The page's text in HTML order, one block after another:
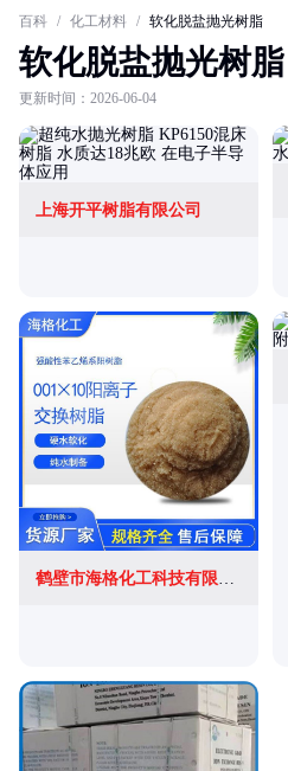
百科 / 化工材料 / 软化脱盐抛光树脂
软化脱盐抛光树脂
更新时间：2026-06-04
上海开平树脂有限公司
鹤壁市海格化工科技有限公司